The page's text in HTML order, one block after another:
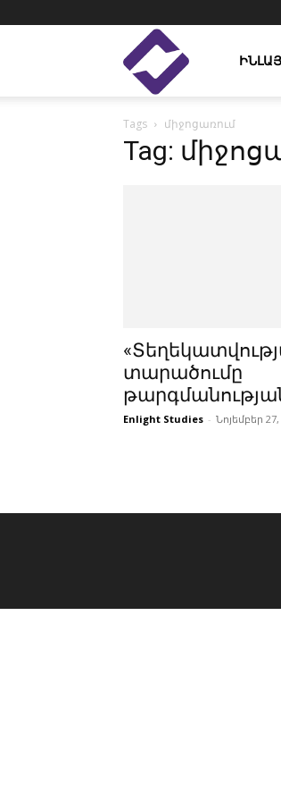
Enlight
Studies
Tags միջոցառում
Tag:
տարածումը
Enlight Studies - Նոյեմբեր 27,